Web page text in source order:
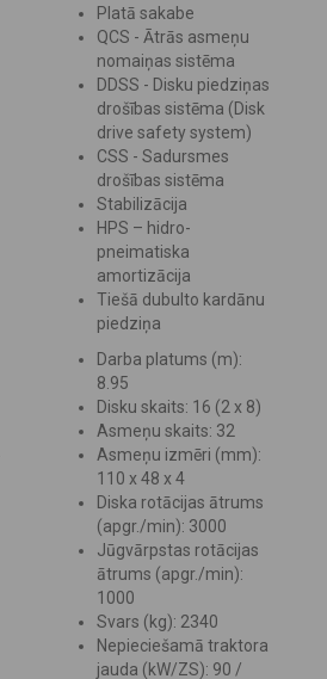
Platā sakabe
QCS - Ātrās asmeņu
nomaiņas sistēma
DDSS - Disku piedziņas
drošības sistēma (Disk
drive safety system)
CSS - Sadursmes
drošības sistēma
Stabilizācija
HPS – hidro-
pneimatiska
amortizācija
Tiešā dubulto kardānu
piedziņa
Darba platums (m):
8.95
Disku skaits: 16 (2 x 8)
Asmeņu skaits: 32
Asmeņu izmēri (mm):
110 x 48 x 4
Diska rotācijas ātrums
(apgr./min): 3000
Jūgvārpstas rotācijas
ātrums (apgr./min):
1000
Svars (kg): 2340
Nepieciešamā traktora
jauda (kW/ZS): 90 /